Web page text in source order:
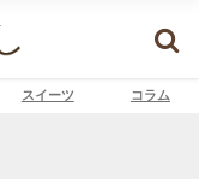
スイーツ コラム